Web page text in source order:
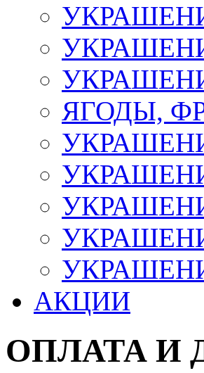
ЯГОДЫ,
АКЦИИ
ОПЛАТА И